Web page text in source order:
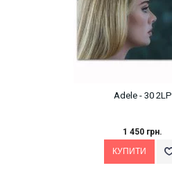
Adele - 30 2LP
1 450 грн.